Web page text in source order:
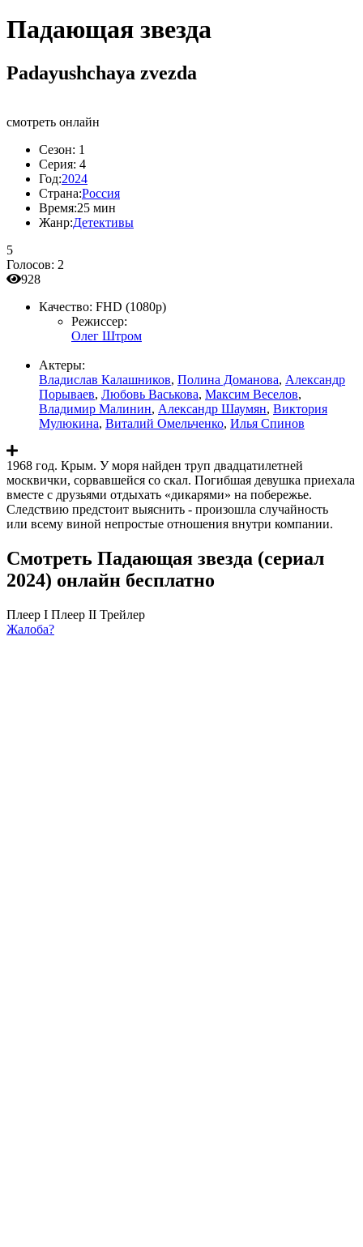
Падающая звезда
Padayushchaya zvezda
смотреть онлайн
Сезон: 1
Серия: 4
Год:2024
Страна:Россия
Время:25 мин
Жанр:Детективы
5
Голосов: 2
928
Качество: FHD (1080p)
Режиссер:
Олег Штром
Актеры:
Владислав Калашников, Полина Доманова, Александр
Порываев, Любовь Васькова, Максим Веселов,
Владимир Малинин, Александр Шаумян, Виктория
Мулюкина, Виталий Омельченко, Илья Спинов
1968 год. Крым. У моря найден труп двадцатилетней
москвички, сорвавшейся со скал. Погибшая девушка приехала
вместе с друзьями отдыхать «дикарями» на побережье.
Следствию предстоит выяснить - произошла случайность
или всему виной непростые отношения внутри компании.
Смотреть Падающая звезда (сериал
2024) онлайн бесплатно
Плеер I Плеер II Трейлер
Жалоба?